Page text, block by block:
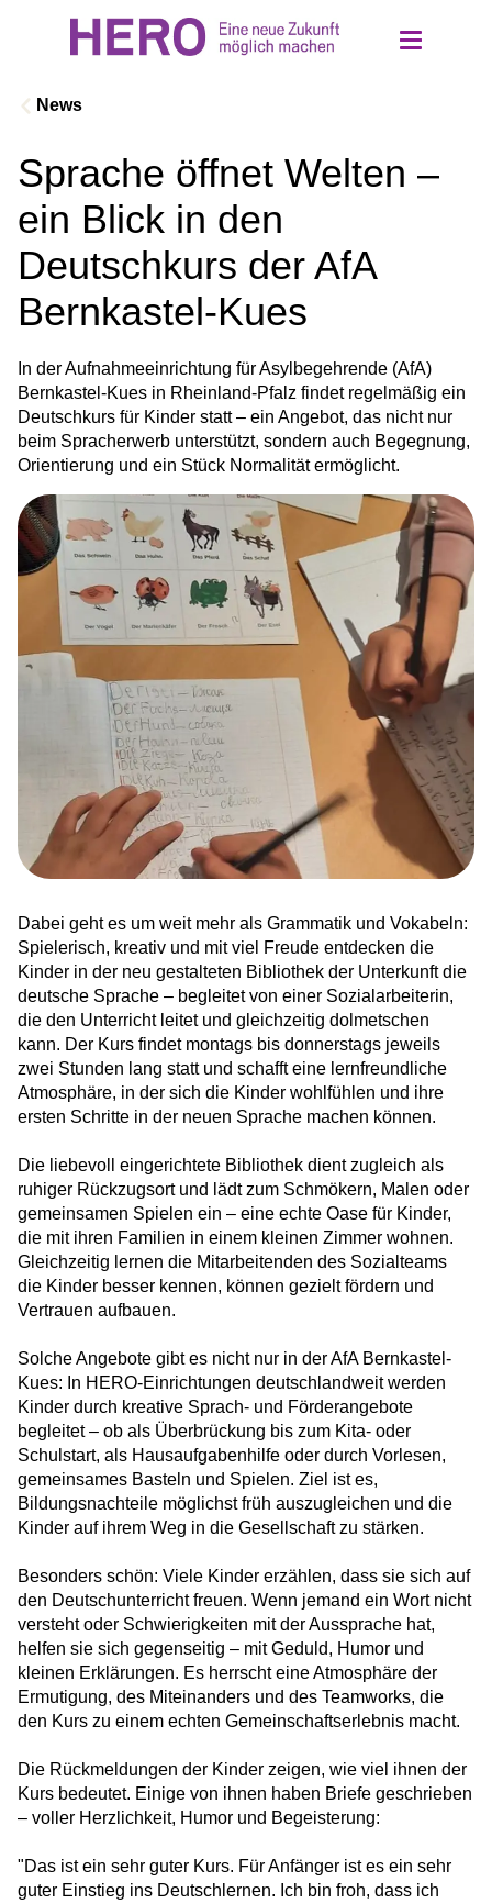
Über uns
Einrichtungen
Ethik und Werte
Jobs
Kontakt
News
Ankommen in Hessen – sechstes
Bundesland für HERO
Integration trifft ins Netz
Karriere bei HERO
Zusammen läuft’s besser. Wir sind HERO!
Kinderrechte leben – Demokratie erfahrbar
machen
Willkommenskultur sichtbar gemacht
Ankommen und aufblühen: Frühling in der
NUK Bad Bodenteich
Beelitzhof United – Sport, Vielfalt und ein
Zeichen gegen Rassismus
Kulturelle Teilhabe zum Anfassen: Besuch
im Naturkundemuseum
Fastenbrechen in Berlin-Zehlendorf: Ein
Abend in der Unterkunft Am Beelitzhof
Ein Winterfest für alle
Siebenmal hinfallen, achtmal aufstehen
Corporate Volunteering bei HERO
Von der Unterkunft in die Nachbarschaft
HERO wünscht frohe Festtage!
Weitere Betreuungsleitung in NRW: HERO in
Haltern am See
Neu in Berlin-Zehlendorf: HERO übernimmt
GU Am Beelitzhof
Mehr als Betreuung: Pädagogische
Förderung für Kinder in der Notunterkunft
HERO wächst weiter: Neuer Einsatz in
Niedersachsen
News
Sprache öffnet Welten –
ein Blick in den
Deutschkurs der AfA
Bernkastel-Kues
In der Aufnahmeeinrichtung für Asylbegehrende (AfA)
Bernkastel-Kues in Rheinland-Pfalz findet regelmäßig ein
Deutschkurs für Kinder statt – ein Angebot, das nicht nur
beim Spracherwerb unterstützt, sondern auch Begegnung,
Orientierung und ein Stück Normalität ermöglicht.
Dabei geht es um weit mehr als Grammatik und Vokabeln:
Spielerisch, kreativ und mit viel Freude entdecken die
Kinder in der neu gestalteten Bibliothek der Unterkunft die
deutsche Sprache – begleitet von einer Sozialarbeiterin,
die den Unterricht leitet und gleichzeitig dolmetschen
kann. Der Kurs findet montags bis donnerstags jeweils
zwei Stunden lang statt und schafft eine lernfreundliche
Atmosphäre, in der sich die Kinder wohlfühlen und ihre
ersten Schritte in der neuen Sprache machen können.
Die liebevoll eingerichtete Bibliothek dient zugleich als
ruhiger Rückzugsort und lädt zum Schmökern, Malen oder
gemeinsamen Spielen ein – eine echte Oase für Kinder,
die mit ihren Familien in einem kleinen Zimmer wohnen.
Gleichzeitig lernen die Mitarbeitenden des Sozialteams
die Kinder besser kennen, können gezielt fördern und
Vertrauen aufbauen.
Solche Angebote gibt es nicht nur in der AfA Bernkastel-
Kues: In HERO-Einrichtungen deutschlandweit werden
Kinder durch kreative Sprach- und Förderangebote
begleitet – ob als Überbrückung bis zum Kita- oder
Schulstart, als Hausaufgabenhilfe oder durch Vorlesen,
gemeinsames Basteln und Spielen. Ziel ist es,
Bildungsnachteile möglichst früh auszugleichen und die
Kinder auf ihrem Weg in die Gesellschaft zu stärken.
Besonders schön: Viele Kinder erzählen, dass sie sich auf
den Deutschunterricht freuen. Wenn jemand ein Wort nicht
versteht oder Schwierigkeiten mit der Aussprache hat,
helfen sie sich gegenseitig – mit Geduld, Humor und
kleinen Erklärungen. Es herrscht eine Atmosphäre der
Ermutigung, des Miteinanders und des Teamworks, die
den Kurs zu einem echten Gemeinschaftserlebnis macht.
Die Rückmeldungen der Kinder zeigen, wie viel ihnen der
Kurs bedeutet. Einige von ihnen haben Briefe geschrieben
– voller Herzlichkeit, Humor und Begeisterung:
"Das ist ein sehr guter Kurs. Für Anfänger ist es ein sehr
guter Einstieg ins Deutschlernen. Ich bin froh, dass ich